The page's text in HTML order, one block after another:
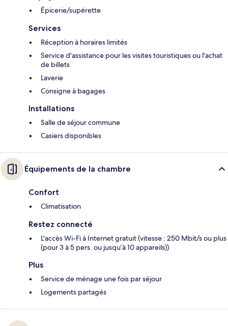
Épicerie/supérette
Services
Réception à horaires limités
Service d'assistance pour les visites touristiques ou l'achat
de billets
Laverie
Consigne à bagages
Installations
Salle de séjour commune
Casiers disponibles
Équipements de la chambre
Confort
Climatisation
Restez connecté
L'accès Wi-Fi à Internet gratuit (vitesse : 250 Mbit/s ou plus
(pour 3 à 5 pers. ou jusqu’à 10 appareils))
Plus
Service de ménage une fois par séjour
Logements partagés